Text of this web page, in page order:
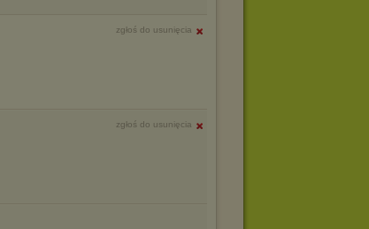
zgłoś do usunięcia
zgłoś do usunięcia